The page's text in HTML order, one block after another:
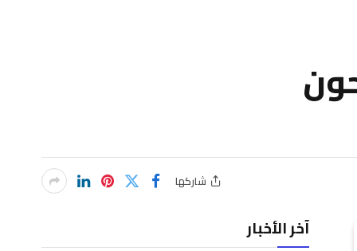
ألف ملقحون
شاركها
آخر الأخبار